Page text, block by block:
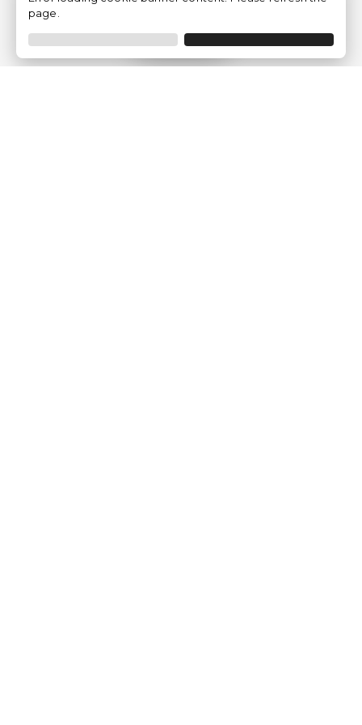
Filtrar
page.